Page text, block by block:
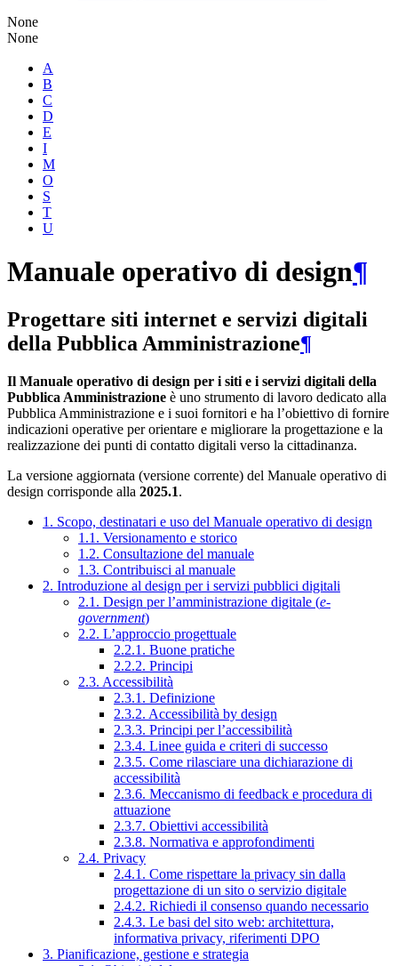
None
None
A
B
C
D
E
I
M
O
S
T
U
Manuale operativo di design¶
Progettare siti internet e servizi digitali
della Pubblica Amministrazione¶
Il Manuale operativo di design per i siti e i servizi digitali della
Pubblica Amministrazione è uno strumento di lavoro dedicato alla
Pubblica Amministrazione e i suoi fornitori e ha l’obiettivo di fornire
indicazioni operative per orientare e migliorare la progettazione e la
realizzazione dei punti di contatto digitali verso la cittadinanza.
La versione aggiornata (versione corrente) del Manuale operativo di
design corrisponde alla 2025.1.
1. Scopo, destinatari e uso del Manuale operativo di design
1.1. Versionamento e storico
1.2. Consultazione del manuale
1.3. Contribuisci al manuale
2. Introduzione al design per i servizi pubblici digitali
2.1. Design per l’amministrazione digitale (e-
government)
2.2. L’approccio progettuale
2.2.1. Buone pratiche
2.2.2. Principi
2.3. Accessibilità
2.3.1. Definizione
2.3.2. Accessibilità by design
2.3.3. Principi per l’accessibilità
2.3.4. Linee guida e criteri di successo
2.3.5. Come rilasciare una dichiarazione di
accessibilità
2.3.6. Meccanismo di feedback e procedura di
attuazione
2.3.7. Obiettivi accessibilità
2.3.8. Normativa e approfondimenti
2.4. Privacy
2.4.1. Come rispettare la privacy sin dalla
progettazione di un sito o servizio digitale
2.4.2. Richiedi il consenso quando necessario
2.4.3. Le basi del sito web: architettura,
informativa privacy, riferimenti DPO
3. Pianificazione, gestione e strategia